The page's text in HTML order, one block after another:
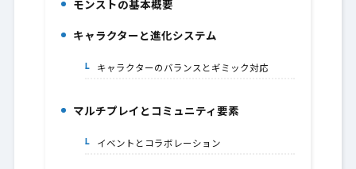
モンストの基本概要
キャラクターと進化システム
3-1.キャラクターのバランスとギミック対応
マルチプレイとコミュニティ要素
4-1.イベントとコラボレーション